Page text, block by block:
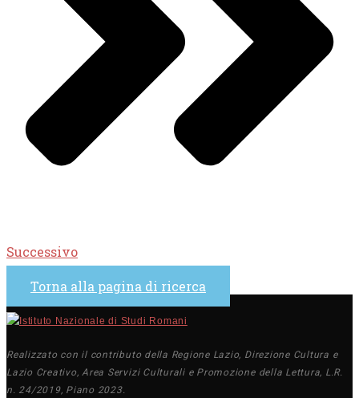
Successivo
Torna alla pagina di ricerca
Realizzato con il contributo della Regione Lazio, Direzione Cultura e
Lazio Creativo, Area Servizi Culturali e Promozione della Lettura, L.R.
n. 24/2019, Piano 2023.